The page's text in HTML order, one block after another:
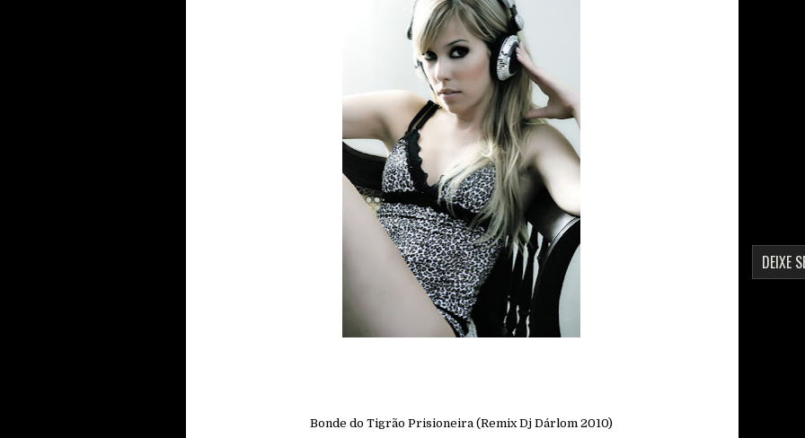
Bonde do Tigrão Prisioneira (Remix Dj Dárlom 2010)
DEIXE